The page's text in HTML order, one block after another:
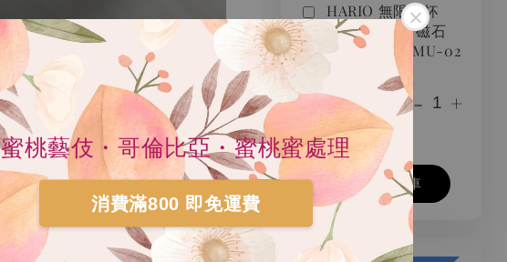
蜜桃藝伎・哥倫比亞・蜜桃蜜處理
消費滿800 即免運費
HARIO 無限濾杯
MUGEN V60 磁石
陶瓷濾杯 VDMU-02
NT$ 480
NT$ 550
- +
加入購物車